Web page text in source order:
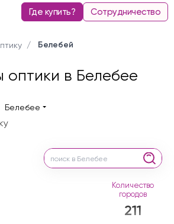
Где купить? Сотрудничество
Белебей
в Белебее
Белебее
Количество
городов
211